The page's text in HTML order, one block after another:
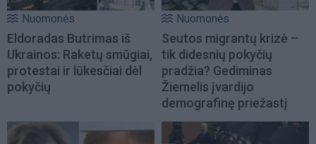
Nuomonės
Eldoradas Butrimas iš
Ukrainos: Raketų smūgiai,
protestai ir lūkesčiai dėl
pokyčių
Nuomonės
Seutos migrantų krizė –
tik didesnių pokyčių
pradžia? Gediminas
Žiemelis įvardijo
demografinę priežastį